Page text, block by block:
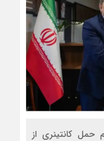
حمل کانتینری از